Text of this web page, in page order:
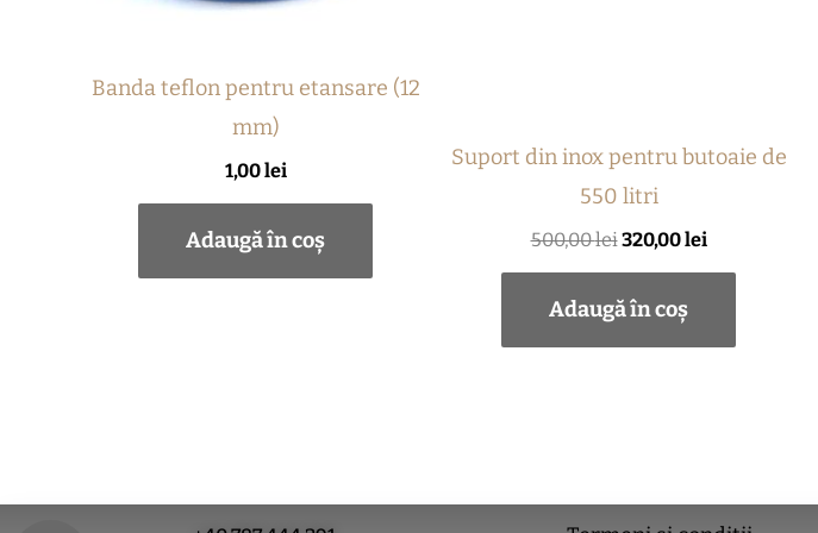
Banda teflon pentru etansare (12
mm)
1,00lei
Adaugă în coș
Suport din inox pentru butoaie de
550 litri
500,00lei320,00lei
Adaugă în coș